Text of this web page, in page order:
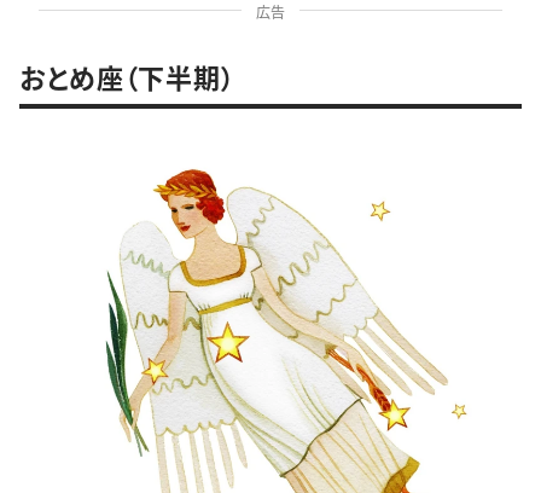
広告
おとめ座（下半期）